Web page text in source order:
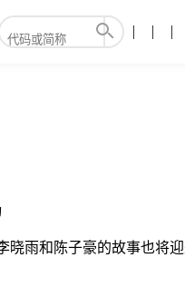
雨和陈子豪的故事也将